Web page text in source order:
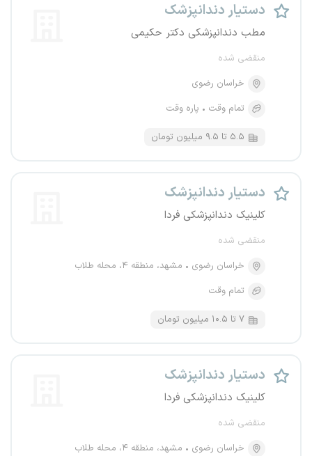
دستیار دندانپزشک
مطب دندانپزشکی دکتر حکیمی
منقضی شده
خراسان رضوی
تمام وقت
پاره وقت
۵.۵ تا ۹.۵ میلیون تومان
دستیار دندانپزشک
کلینیک دندانپزشکی فردا
منقضی شده
خراسان رضوی
مشهد، منطقه ۴، محله طلاب
تمام وقت
۷ تا ۱۰.۵ میلیون تومان
دستیار دندانپزشک
کلینیک دندانپزشکی فردا
منقضی شده
خراسان رضوی
مشهد، منطقه ۴، محله طلاب